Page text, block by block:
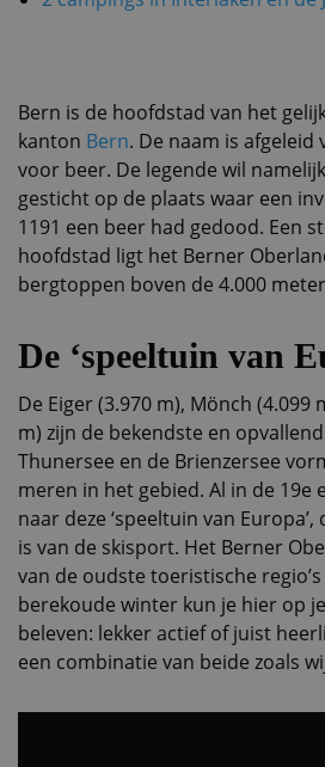
Bern is de hoofdstad van het
kanton Bern. De naam is
voor beer. De legende wil
gesticht op de plaats waar een
1191 een beer had gedood. Een
hoofdstad ligt het Berner
bergtoppen boven de 4.000
De ‘speeltuin van
De Eiger (3.970 m), Mönch (4.099
m) zijn de bekendste en
Thunersee en de Brienzersee
meren in het gebied. Al in de 19e
naar deze ‘speeltuin van
is van de skisport. Het Berner
van de oudste toeristische
berekoude winter kun je hier op
beleven: lekker actief of juist
een combinatie van beide zoals